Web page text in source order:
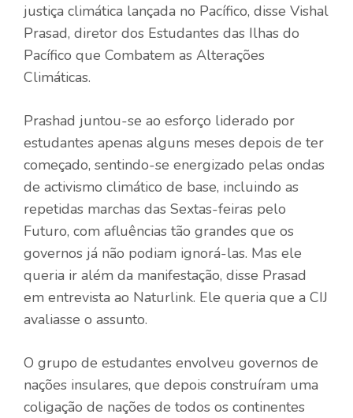
justiça climática lançada no Pacífico, disse Vishal
Prasad, diretor dos Estudantes das Ilhas do
Pacífico que Combatem as Alterações
Climáticas.
Prashad juntou-se ao esforço liderado por
estudantes apenas alguns meses depois de ter
começado, sentindo-se energizado pelas ondas
de activismo climático de base, incluindo as
repetidas marchas das Sextas-feiras pelo
Futuro, com afluências tão grandes que os
governos já não podiam ignorá-las. Mas ele
queria ir além da manifestação, disse Prasad
em entrevista ao Naturlink. Ele queria que a CIJ
avaliasse o assunto.
O grupo de estudantes envolveu governos de
nações insulares, que depois construíram uma
coligação de nações de todos os continentes